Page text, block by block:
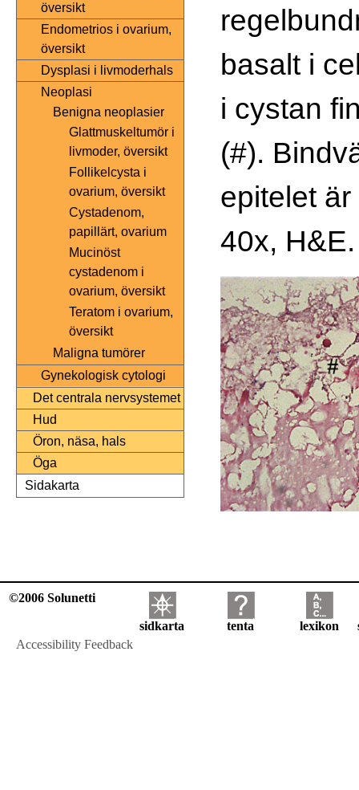
översikt
Endometrios i ovarium,
översikt
Dysplasi i livmoderhals
Neoplasi
Benigna neoplasier
Glattmuskeltumör i
livmoder, översikt
Follikelcysta i
ovarium, översikt
Cystadenom,
papillärt, ovarium
Mucinöst
cystadenom i
ovarium, översikt
Teratom i ovarium,
översikt
Maligna tumörer
Gynekologisk cytologi
Det centrala nervsystemet
Hud
Öron, näsa, hals
Öga
Sidakarta
basalt i
i cystan
(#).
epitelet
40x, H&E.
©2006 Solunetti
sidkarta tenta lexikon
Accessibility Feedback